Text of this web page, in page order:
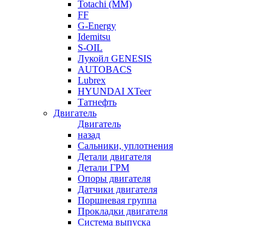
Totachi (MM)
FF
G-Energy
Idemitsu
S-OIL
Лукойл GENESIS
AUTOBACS
Lubrex
HYUNDAI XTeer
Татнефть
Двигатель
Двигатель
назад
Сальники, уплотнения
Детали двигателя
Детали ГРМ
Опоры двигателя
Датчики двигателя
Поршневая группа
Прокладки двигателя
Система выпуска